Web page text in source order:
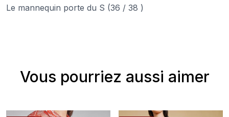
Le mannequin porte du S (36 / 38 )
Vous pourriez aussi aimer